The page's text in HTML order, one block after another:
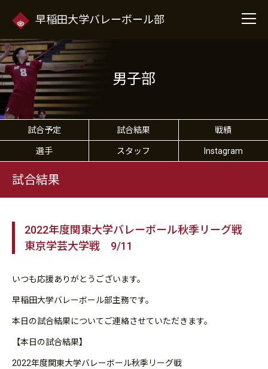
早稲田大学バレーボール部
男子部
試合予定 試合結果 戦績
選手 スタッフ Instagram
試合結果
2022年度関東大学バレーボール秋季リーグ戦
東京学芸大学戦 9/11
いつも応援ありがとうございます。
早稲田大学バレーボール部主務です。
本日の試合結果についてご連絡させていただきます。
【本日の試合結果】
2022年度関東大学バレーボール秋季リーグ戦